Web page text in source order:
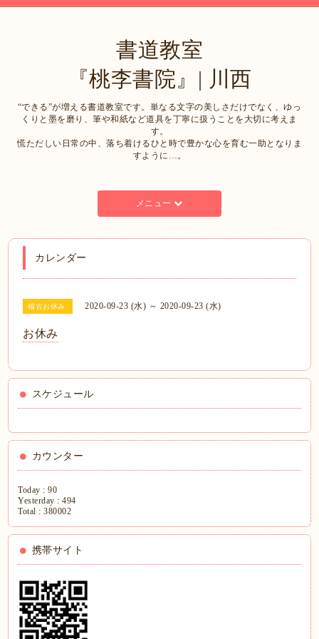
書道教室
『桃李書院』| 川西
“できる”が増える書道教室です。単なる文字の美しさだけでなく、ゆっ
くりと墨を磨り、筆や和紙など道具を丁寧に扱うことを大切に考えま
す。
慌ただしい日常の中、落ち着けるひと時で豊かな心を育む一助となりま
すように…。
メニュー
カレンダー
稽古お休み 2020-09-23 (水) ～ 2020-09-23 (水)
お休み
スケジュール
カウンター
Today :90
Yesterday :494
Total :380002
携帯サイト